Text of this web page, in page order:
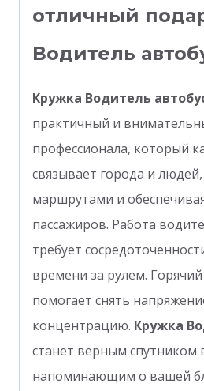
отличный
Водитель
Кружка Водитель
практичный и
профессионала, который
связывает города и людей,
маршрутами и
пассажиров. Работа
требует
времени за рулем.
помогает снять
концентрацию. Кружка
станет верным спутником
напоминающим о вашей